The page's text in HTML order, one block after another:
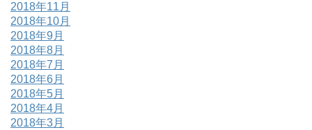
2018年11月
2018年10月
2018年9月
2018年8月
2018年7月
2018年6月
2018年5月
2018年4月
2018年3月